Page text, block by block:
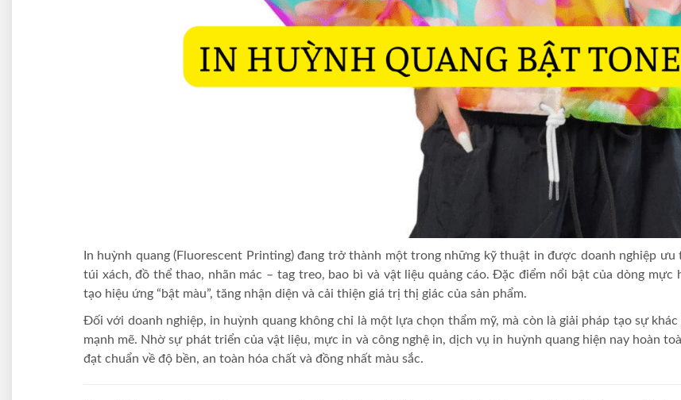
In huỳnh quang (Fluorescent Printing) đang trở thành một trong những kỹ thuật in được doanh nghiệp
túi xách, đồ thể thao, nhãn mác – tag treo, bao bì và vật liệu quảng cáo. Đặc điểm nổi bật của dòng mực
tạo hiệu ứng “bật màu”, tăng nhận diện và cải thiện giá trị thị giác của sản phẩm.
Đối với doanh nghiệp, in huỳnh quang không chỉ là một lựa chọn thẩm mỹ, mà còn là giải pháp tạo sự
mạnh mẽ. Nhờ sự phát triển của vật liệu, mực in và công nghệ in, dịch vụ in huỳnh quang hiện nay hoàn
đạt chuẩn về độ bền, an toàn hóa chất và đồng nhất màu sắc.